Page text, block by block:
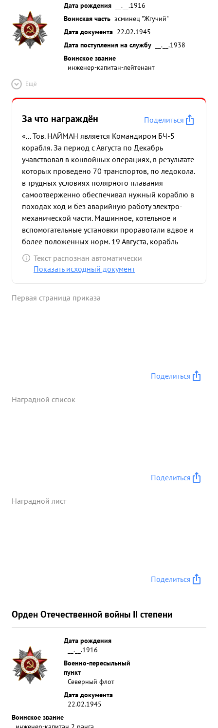
Дата рождения
__.__.1916
Воинская часть эсминец "Жгучий"
Дата документа 22.02.1945
Дата поступления на службу
__.__.1938
Воинское звание
инженер-капитан-лейтенант
Ещё
За что награждён
Поделиться
«... Тов. НАЙМАН является Командиром БЧ-5
корабля. За период с Августа по Декабрь
учавствовал в конвойных операциях, в результате
которых проведено 70 транспортов, по ледокола.
в трудных условиях полярного плавания
самоотверженно обеспечивал нужный кораблю в
походах ход и без аварийную работу электро-
механической части. Машинное, котельное и
вспомогательные установки проравотали вдвое и
более положенных норм. 19 Августа, корабль
попал в шторм и в корпусе появились трещины.
Отлично руководя аварийными партиями он
обеспечивал нужную живучесть кораблю. ...»
Текст распознан автоматически
Показать исходный документ
Первая страница приказа
Поделиться
Наградной список
Поделиться
Наградной лист
Поделиться
Орден Отечественной войны II степени
Дата рождения
__.__.1916
Военно-пересыльный
пункт
Северный флот
Дата документа
22.02.1945
Воинское звание